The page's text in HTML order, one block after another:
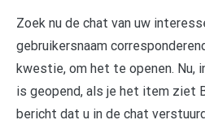
Zoek nu de chat van uw
gebruikersnaam
kwestie, om het te openen. Nu,
is geopend, als je het item ziet
bericht dat u in de chat